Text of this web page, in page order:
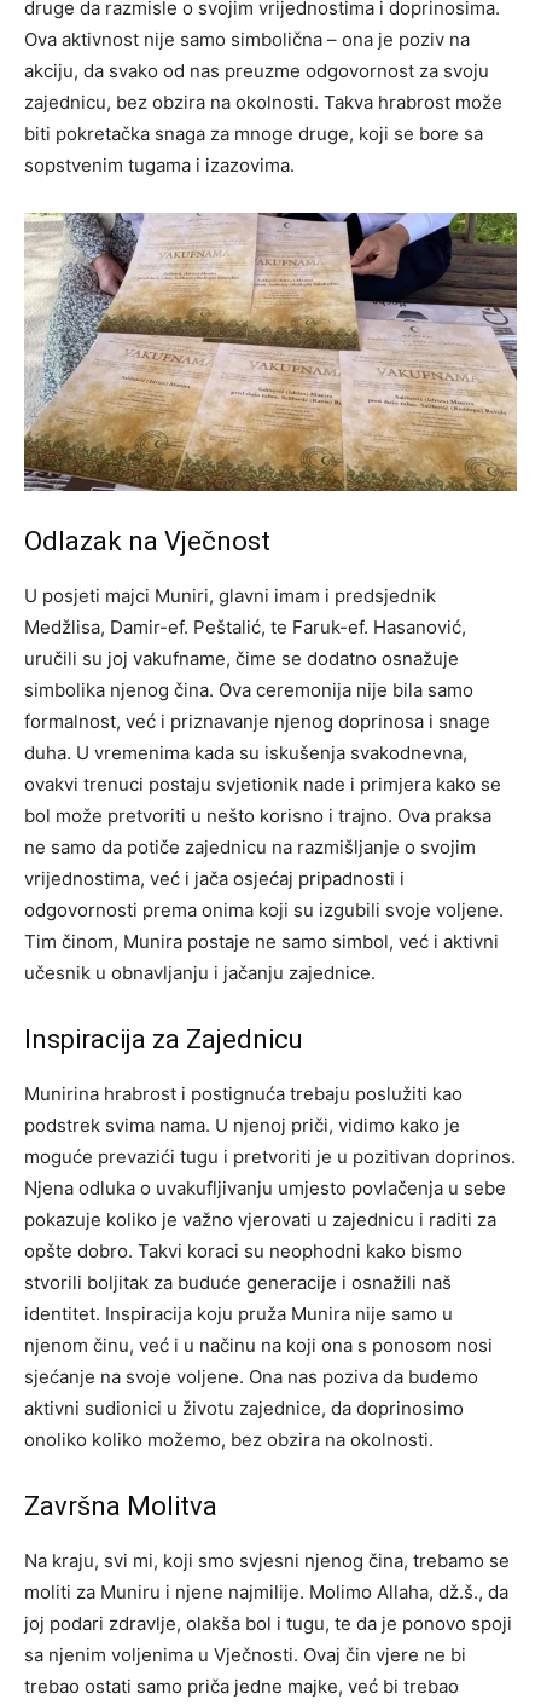
druge da razmisle o svojim vrijednostima i doprinosima.
Ova aktivnost nije samo simbolična – ona je poziv na
akciju, da svako od nas preuzme odgovornost za svoju
zajednicu, bez obzira na okolnosti. Takva hrabrost može
biti pokretačka snaga za mnoge druge, koji se bore sa
sopstvenim tugama i izazovima.
Odlazak na Vječnost
U posjeti majci Muniri, glavni imam i predsjednik
Medžlisa, Damir-ef. Peštalić, te Faruk-ef. Hasanović,
uručili su joj vakufname, čime se dodatno osnažuje
simbolika njenog čina. Ova ceremonija nije bila samo
formalnost, već i priznavanje njenog doprinosa i snage
duha. U vremenima kada su iskušenja svakodnevna,
ovakvi trenuci postaju svjetionik nade i primjera kako se
bol može pretvoriti u nešto korisno i trajno. Ova praksa
ne samo da potiče zajednicu na razmišljanje o svojim
vrijednostima, već i jača osjećaj pripadnosti i
odgovornosti prema onima koji su izgubili svoje voljene.
Tim činom, Munira postaje ne samo simbol, već i aktivni
učesnik u obnavljanju i jačanju zajednice.
Inspiracija za Zajednicu
Munirina hrabrost i postignuća trebaju poslužiti kao
podstrek svima nama. U njenoj priči, vidimo kako je
moguće prevazići tugu i pretvoriti je u pozitivan doprinos.
Njena odluka o uvakufljivanju umjesto povlačenja u sebe
pokazuje koliko je važno vjerovati u zajednicu i raditi za
opšte dobro. Takvi koraci su neophodni kako bismo
stvorili boljitak za buduće generacije i osnažili naš
identitet. Inspiracija koju pruža Munira nije samo u
njenom činu, već i u načinu na koji ona s ponosom nosi
sjećanje na svoje voljene. Ona nas poziva da budemo
aktivni sudionici u životu zajednice, da doprinosimo
onoliko koliko možemo, bez obzira na okolnosti.
Završna Molitva
Na kraju, svi mi, koji smo svjesni njenog čina, trebamo se
moliti za Muniru i njene najmilije. Molimo Allaha, dž.š., da
joj podari zdravlje, olakša bol i tugu, te da je ponovo spoji
sa njenim voljenima u Vječnosti. Ovaj čin vjere ne bi
trebao ostati samo priča jedne majke, već bi trebao